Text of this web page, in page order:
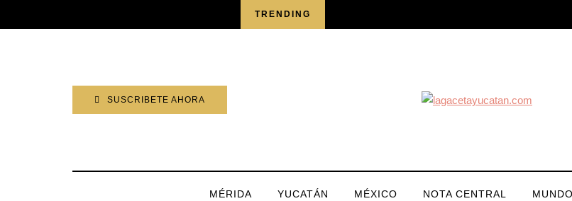
TRENDING
SUSCRIBETE AHORA
MÉRIDA YUCATÁN MÉXICO NOTA CENTRAL MUNDO